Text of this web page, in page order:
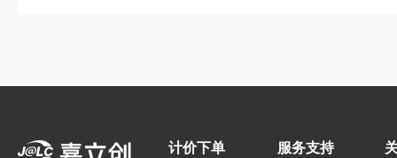
计价下单 服务支持